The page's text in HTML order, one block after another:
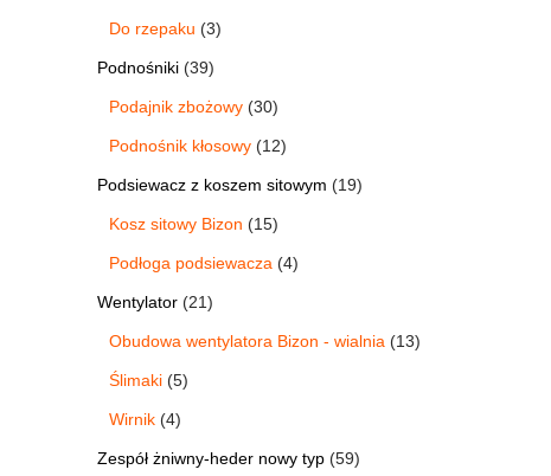
Do rzepaku 3
Podnośniki 39
Podajnik zbożowy 30
Podnośnik kłosowy 12
Podsiewacz z koszem sitowym 19
Kosz sitowy Bizon 15
Podłoga podsiewacza 4
Wentylator 21
Obudowa wentylatora Bizon - wialnia 13
Ślimaki 5
Wirnik 4
Zespół żniwny-heder nowy typ 59